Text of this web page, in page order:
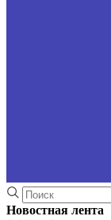
Новостная лента